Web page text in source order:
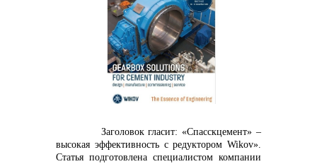
реализация неликвидов
контакты отдела закупок
Заголовок гласит: «Спасскцемент» –
высокая эффективность с редуктором Wikov».
Статья подготовлена специалистом компании